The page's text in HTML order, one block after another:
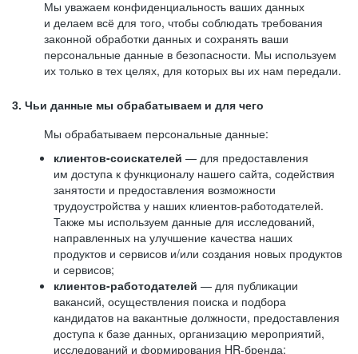
Мы уважаем конфиденциальность ваших данных
и делаем всё для того, чтобы соблюдать требования
законной обработки данных и сохранять ваши
персональные данные в безопасности. Мы используем
их только в тех целях, для которых вы их нам передали.
3. Чьи данные мы обрабатываем и для чего
Мы обрабатываем персональные данные:
клиентов-соискателей — для предоставления
им доступа к функционалу нашего сайта, содействия
занятости и предоставления возможности
трудоустройства у наших клиентов-работодателей.
Также мы используем данные для исследований,
направленных на улучшение качества наших
продуктов и сервисов и/или создания новых продуктов
и сервисов;
клиентов-работодателей — для публикации
вакансий, осуществления поиска и подбора
кандидатов на вакантные должности, предоставления
доступа к базе данных, организацию мероприятий,
исследований и формирования HR-бренда;